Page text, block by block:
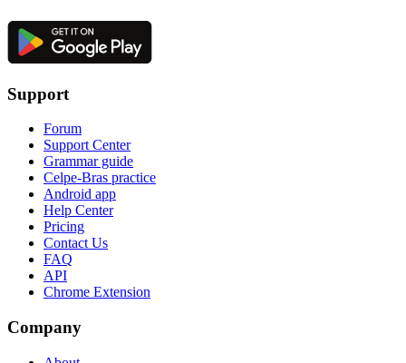
Support
Forum
Support Center
Grammar guide
Celpe-Bras practice
Android app
Help Center
Pricing
Contact Us
FAQ
API
Chrome Extension
Company